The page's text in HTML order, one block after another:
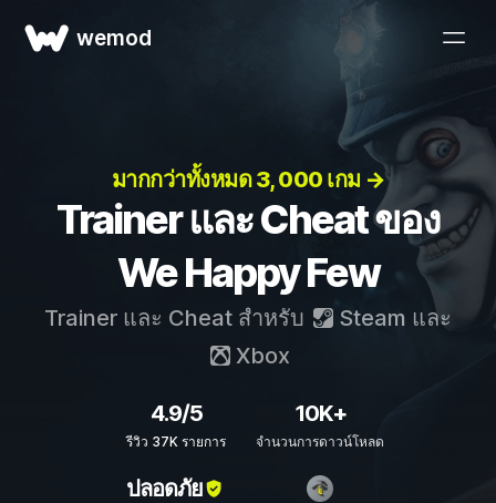
wemod
มากกว่าทั้งหมด 3, 000 เกม →
Trainer และ Cheat ของ
We Happy Few
Trainer และ Cheat สำหรับ Steam และ
Xbox
4.9/5
รีวิว 37K รายการ
10K+
จำนวนการดาวน์โหลด
ปลอดภัย